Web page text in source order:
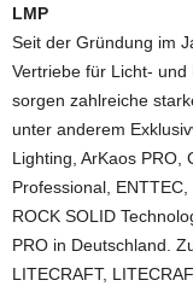
LMP
Seit der Gründung im
Vertriebe für Licht-
sorgen zahlreiche
unter anderem
Lighting, ArKaos PRO,
Professional,
ROCK SOLID
PRO in Deutschland.
LITECRAFT,